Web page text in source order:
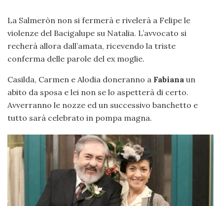
La Salmeròn non si fermerà e rivelerà a Felipe le
violenze del Bacigalupe su Natalia. L’avvocato si
recherà allora dall’amata, ricevendo la triste
conferma delle parole del ex moglie.
Casilda, Carmen e Alodia doneranno a Fabiana un
abito da sposa e lei non se lo aspetterà di certo.
Avverranno le nozze ed un successivo banchetto e
tutto sarà celebrato in pompa magna.